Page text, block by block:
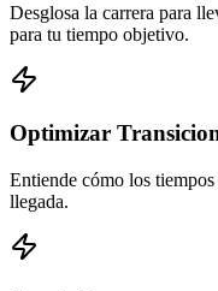
Desglosa la carrera para
para tu tiempo objetivo.
Optimizar
Entiende cómo los
llegada.